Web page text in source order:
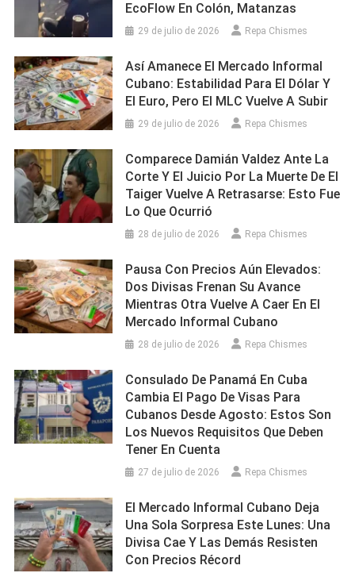
EcoFlow En Colón, Matanzas
29 de julio de 2026 Repa Chismes
Así Amanece El Mercado Informal
Cubano: Estabilidad Para El Dólar Y
El Euro, Pero El MLC Vuelve A Subir
29 de julio de 2026 Repa Chismes
Comparece Damián Valdez Ante La
Corte Y El Juicio Por La Muerte De El
Taiger Vuelve A Retrasarse: Esto Fue
Lo Que Ocurrió
28 de julio de 2026 Repa Chismes
Pausa Con Precios Aún Elevados:
Dos Divisas Frenan Su Avance
Mientras Otra Vuelve A Caer En El
Mercado Informal Cubano
28 de julio de 2026 Repa Chismes
Consulado De Panamá En Cuba
Cambia El Pago De Visas Para
Cubanos Desde Agosto: Estos Son
Los Nuevos Requisitos Que Deben
Tener En Cuenta
27 de julio de 2026 Repa Chismes
El Mercado Informal Cubano Deja
Una Sola Sorpresa Este Lunes: Una
Divisa Cae Y Las Demás Resisten
Con Precios Récord